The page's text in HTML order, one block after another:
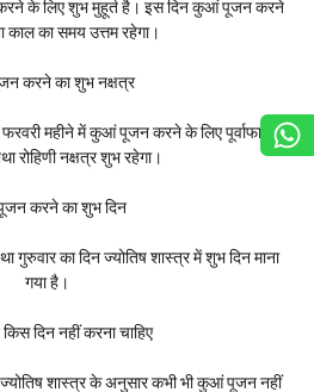
के लिए शुभ मुहूर्त है। इस दिन कुआं पूजन करने
काल का समय उत्तम रहेगा।
करने का शुभ नक्षत्र
महीने में कुआं पूजन करने के लिए पूर्वाफाल्गुनी
रोहिणी नक्षत्र शुभ रहेगा।
करने का शुभ दिन
का दिन ज्योतिष शास्त्र में शुभ दिन माना
गया है।
दिन नहीं करना चाहिए
में ज्योतिष शास्त्र के अनुसार कभी भी कुआं पूजन नहीं